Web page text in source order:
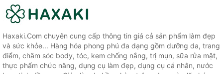
Haxaki.Com chuyên cung cấp thông tin giá cả sản phẩm làm đẹp
và sức khỏe... Hàng hóa phong phú đa dạng gồm dưỡng da, trang
điểm, chăm sóc body, tóc, kem chống nắng, trị mụn, sữa rửa mặt,
thực phẩm chức năng, dụng cụ làm đẹp, dụng cụ cá nhân, nước